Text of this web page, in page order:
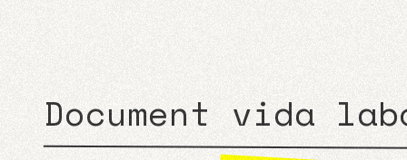
Document vida